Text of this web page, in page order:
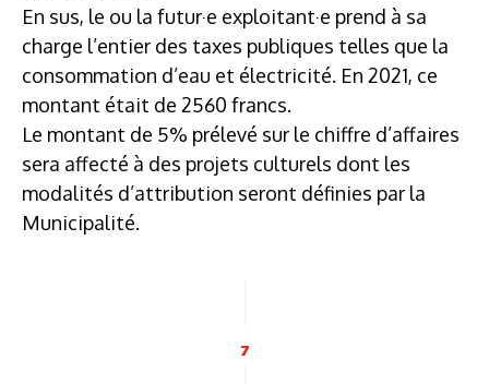
En sus, le ou la futur·e exploitant·e prend à sa
charge l’entier des taxes publiques telles que la
consommation d’eau et électricité. En 2021, ce
montant était de 2560 francs.
Le montant de 5% prélevé sur le chiffre d’affaires
sera affecté à des projets culturels dont les
modalités d’attribution seront définies par la
Municipalité.
7